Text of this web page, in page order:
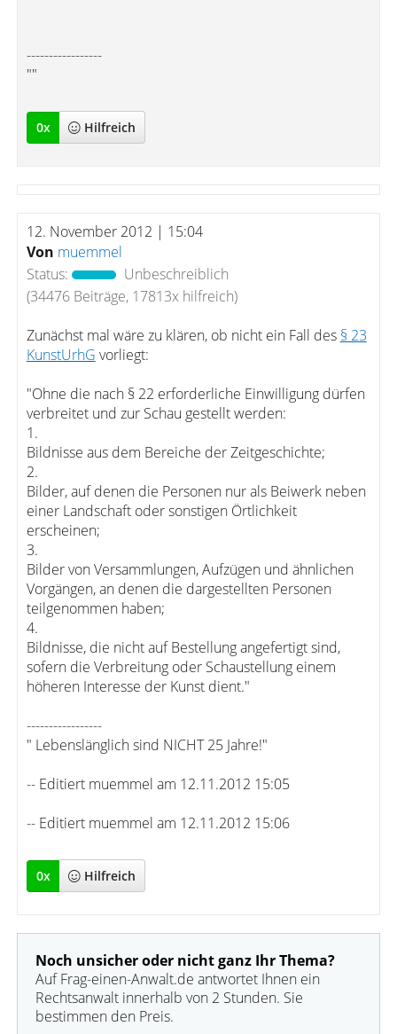
-----------------
""
0x Hilfreich
12. November 2012 | 15:04
Von muemmel
Status:
Unbeschreiblich
(34476 Beiträge, 17813x hilfreich)
Zunächst mal wäre zu klären, ob nicht ein Fall des § 23
KunstUrhG vorliegt:
"Ohne die nach § 22 erforderliche Einwilligung dürfen
verbreitet und zur Schau gestellt werden:
1.
Bildnisse aus dem Bereiche der Zeitgeschichte;
2.
Bilder, auf denen die Personen nur als Beiwerk neben
einer Landschaft oder sonstigen Örtlichkeit
erscheinen;
3.
Bilder von Versammlungen, Aufzügen und ähnlichen
Vorgängen, an denen die dargestellten Personen
teilgenommen haben;
4.
Bildnisse, die nicht auf Bestellung angefertigt sind,
sofern die Verbreitung oder Schaustellung einem
höheren Interesse der Kunst dient."
-----------------
" Lebenslänglich sind NICHT 25 Jahre!"
-- Editiert muemmel am 12.11.2012 15:05
-- Editiert muemmel am 12.11.2012 15:06
0x Hilfreich
Noch unsicher oder nicht ganz Ihr Thema?
Auf Frag-einen-Anwalt.de antwortet Ihnen ein
Rechtsanwalt innerhalb von 2 Stunden. Sie
bestimmen den Preis.